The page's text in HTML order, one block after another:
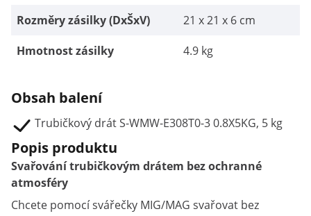
Rozměry zásilky (DxŠxV)
21 x 21 x 6 cm
Hmotnost zásilky
4.9 kg
Obsah balení
Trubičkový drát S-WMW-E308T0-3 0.8X5KG, 5 kg
Popis produktu
Svařování trubičkovým drátem bez ochranné
atmosféry
Chcete pomocí svářečky MIG/MAG svařovat bez